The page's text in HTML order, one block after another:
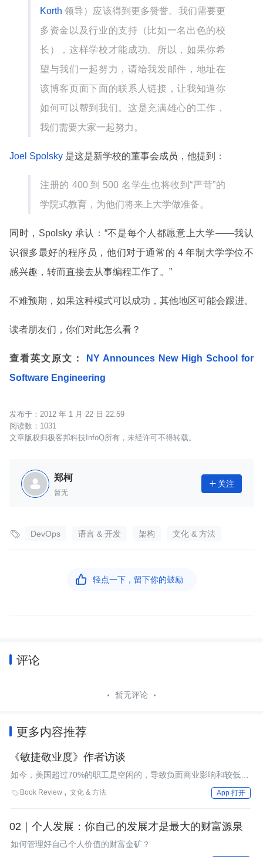
Korth领导）应该得到更多赞誉。我们需要更
多资金以及行业的支持（比如一名出色的校
长），这样学校才能成功。所以，如果你希
望与我们一起努力，请给我发邮件，地址在
该博客页面下面的联系人链接，让我知道你
如何可以帮到我们。这是充满雄心的工作，
我们需要大家一起努力。
Joel Spolsky 是这是新学校的董事会成员，他提到：
注册的 400 到 500 名学生也将收到“严苛”的
学院式教育，为他们将来上大学做准备。
同时，Spolsky 承认：“不是每个人都愿意上大学——我认
识很多最好的程序员，他们对于通常的 4 年制大学学位不
感兴趣，转而直接去从事编程工作了。”
不难预期，如果这种模式可以成功，其他地区可能会跟进。
读者朋友们，你们对此怎么看？
查看英文原文：
NY Announces New High School for
Software Engineering
2012 年 1 月 22 日 22:59
1031
文章版权归极客邦科技InfoQ所有，未经许可不得转载。
郑柯
暂无
 关注
 DevOps 语言 & 开发 架构 文化 & 方法
 轻点一下，留下你的鼓励
评论
暂无评论
更多内容推荐
《敏捷敬业度》作者访谈
如今，美国超过70%的职工是空闲的，导致负面商业影响和较低的
盈利率。在《敏捷敬业度》的中详细解释了为什么会出现这种情
况，以及如何解决这一问题，使员工爱岗敬业。InfoQ有幸采访了
 Book Review 文化 & 方法 App 打开
02｜个人发展：你自己的发展才是最大的财富源泉
如何管理好自己个人价值的财富金矿？